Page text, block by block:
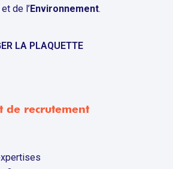
et de l’Environnement.
LA PLAQUETTE
de recrutement